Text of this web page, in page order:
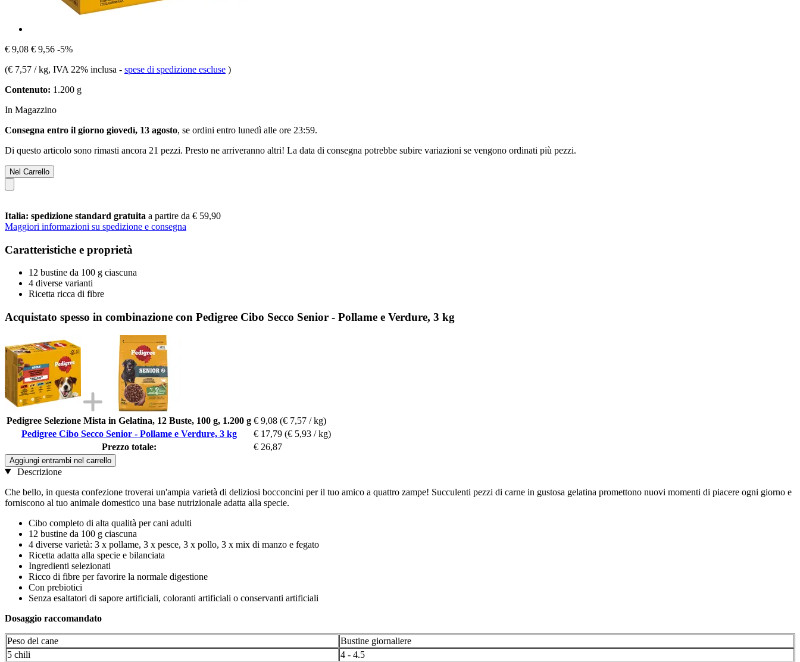
€ 9,08 € 9,56 -5%
(€ 7,57 / kg, IVA 22% inclusa - spese di spedizione escluse )
Contenuto: 1.200 g
In Magazzino
Consegna entro il giorno giovedì, 13 agosto, se ordini entro lunedì alle ore 23:59.
Di questo articolo sono rimasti ancora 21 pezzi. Presto ne arriveranno altri! La data di consegna potrebbe subire variazioni se vengono ordinati più pezzi.
Nel Carrello
Italia: spedizione standard gratuita a partire da € 59,90
Maggiori informazioni su spedizione e consegna
Caratteristiche e proprietà
12 bustine da 100 g ciascuna
4 diverse varianti
Ricetta ricca di fibre
Acquistato spesso in combinazione con Pedigree Cibo Secco Senior - Pollame e Verdure, 3 kg
Pedigree Selezione Mista in Gelatina, 12 Buste, 100 g, 1.200 g € 9,08 (€ 7,57 / kg)
Pedigree Cibo Secco Senior - Pollame e Verdure, 3 kg
€ 17,79 (€ 5,93 / kg)
Prezzo totale:
€ 26,87
Aggiungi entrambi nel carrello
Descrizione
Che bello, in questa confezione troverai un'ampia varietà di deliziosi bocconcini per il tuo amico a quattro zampe! Succulenti pezzi di carne in gustosa gelatina promettono nuovi momenti di piacere ogni giorno e
forniscono al tuo animale domestico una base nutrizionale adatta alla specie.
Cibo completo di alta qualità per cani adulti
12 bustine da 100 g ciascuna
4 diverse varietà: 3 x pollame, 3 x pesce, 3 x pollo, 3 x mix di manzo e fegato
Ricetta adatta alla specie e bilanciata
Ingredienti selezionati
Ricco di fibre per favorire la normale digestione
Con prebiotici
Senza esaltatori di sapore artificiali, coloranti artificiali o conservanti artificiali
Dosaggio raccomandato
Peso del cane
Bustine giornaliere
5 chili
4 - 4.5